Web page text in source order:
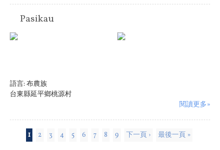
Pasikau
語言: 布農族
台東縣延平鄉桃源村
閱讀更多»
頁面
1 2 3 4 5 6 7 8 9 下一頁 › 最後一頁 »